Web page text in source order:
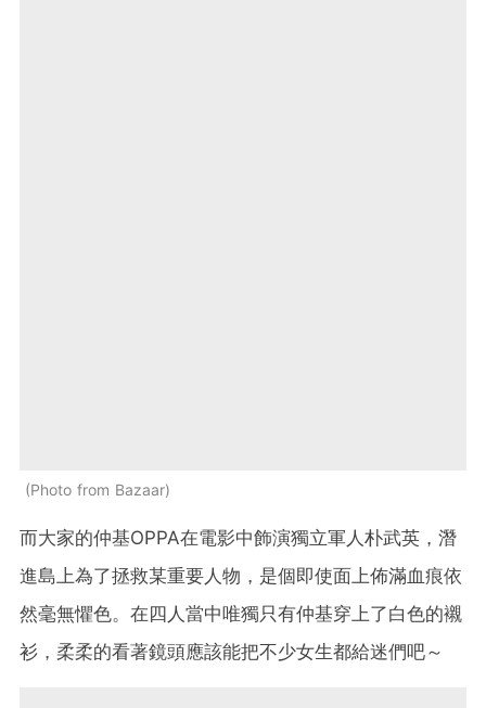
Photo from Bazaar
而大家的仲基OPPA在電影中飾演獨立軍人朴武英，潛
進島上為了拯救某重要人物，是個即使面上佈滿血痕依
然毫無懼色。在四人當中唯獨只有仲基穿上了白色的襯
衫，柔柔的看著鏡頭應該能把不少女生都給迷們吧～